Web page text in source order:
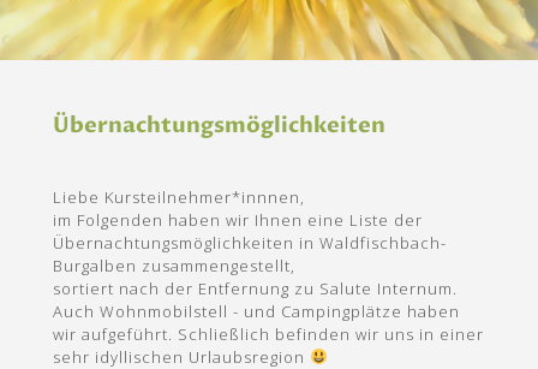
Übernachtungsmöglichkeiten
Liebe Kursteilnehmer*innnen,
im Folgenden haben wir Ihnen eine Liste der
Übernachtungsmöglichkeiten in Waldfischbach-
Burgalben zusammengestellt,
sortiert nach der Entfernung zu Salute Internum.
Auch Wohnmobilstell - und Campingplätze haben
wir aufgeführt. Schließlich befinden wir uns in einer
sehr idyllischen Urlaubsregion